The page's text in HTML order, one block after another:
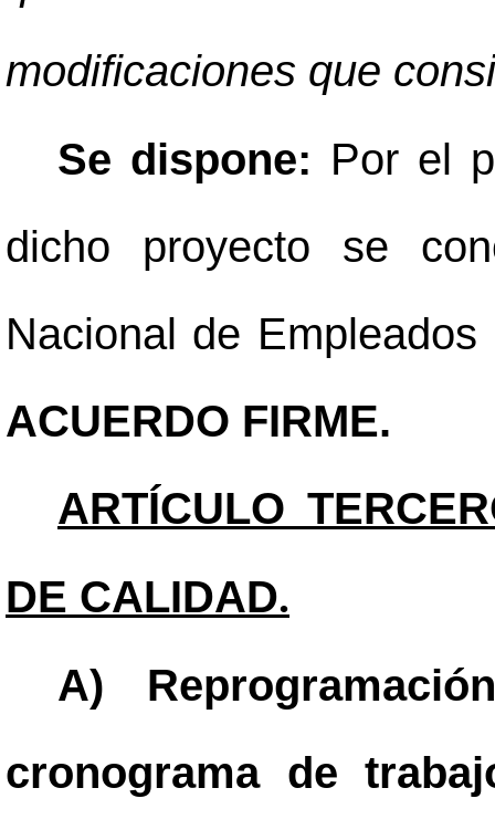
modificaciones que
Se dispone: Por el
dicho proyecto se
Nacional de
ACUERDO FIRME.
ARTÍCULO
DE CALIDAD.
A)
cronograma de